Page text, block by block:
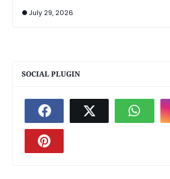
July 29, 2026
SOCIAL PLUGIN